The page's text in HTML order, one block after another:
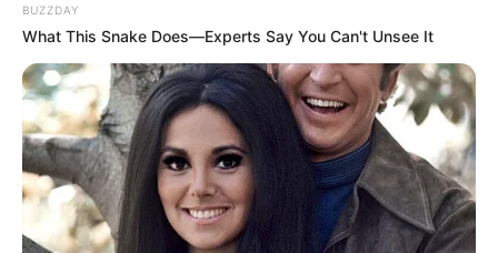
BUZZDAY
What This Snake Does—Experts Say You Can't Unsee It